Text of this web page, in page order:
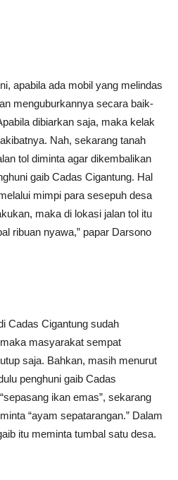
apabila ada mobil yang melindas
menguburkannya secara baik-
dibiarkan saja, maka kelak
Nah, sekarang tanah
tol diminta agar dikembalikan
gaib Cadas Cigantung. Hal
mimpi para sesepuh desa
maka di lokasi jalan tol itu
ribuan nyawa,” papar Darsono
Cadas Cigantung sudah
masyarakat sempat
saja. Bahkan, masih menurut
penghuni gaib Cadas
ikan emas”, sekarang
“ayam sepatarangan.” Dalam
itu meminta tumbal satu desa.